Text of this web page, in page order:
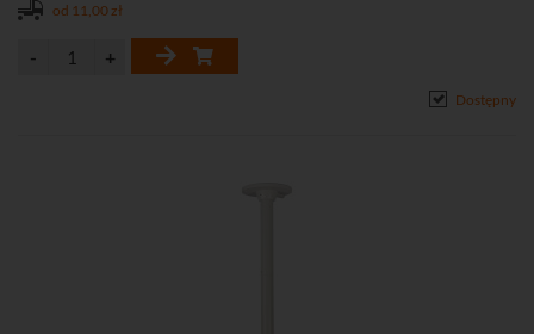
od 11,00 zł
Dostępny